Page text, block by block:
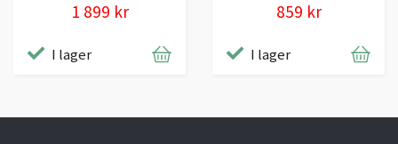
1 899 kr
I lager
859 kr
I lager